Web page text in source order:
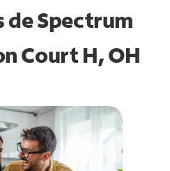
de Spectrum
Court H, OH